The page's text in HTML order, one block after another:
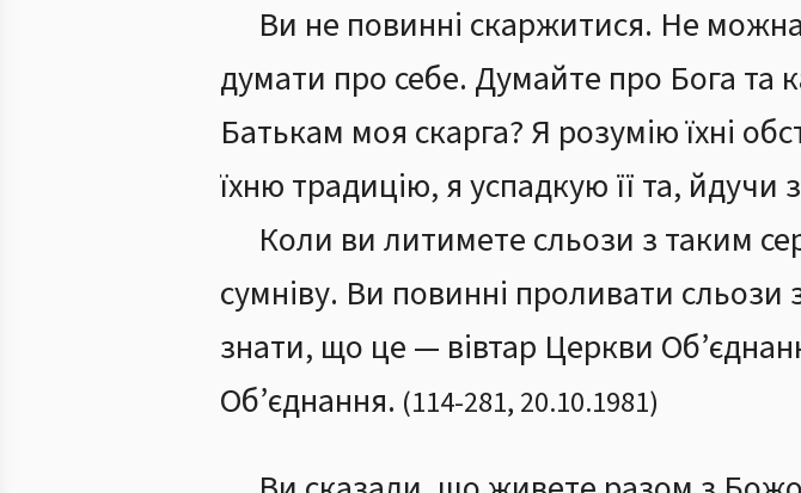
Ви не повинні скаржитися. Не
думати про себе. Думайте про Бога та
Батькам моя скарга? Я розумію їхні
їхню традицію, я успадкую її та, йдучи
Коли ви литимете сльози з таким
сумніву. Ви повинні проливати
знати, що це — вівтар Церкви
Об’єднання. (114-281, 20.10.1981)